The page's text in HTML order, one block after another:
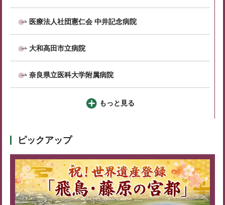
医療法人社団憲仁会 中井記念病院
大和高田市立病院
奈良県立医科大学附属病院
もっと見る
ピックアップ